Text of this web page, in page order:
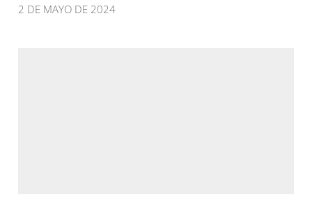
2 DE MAYO DE 2024